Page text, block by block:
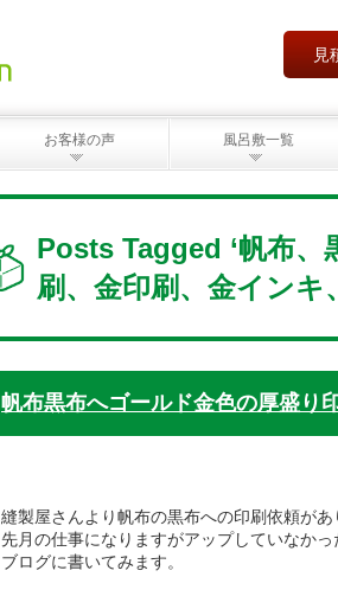
見
お客様の声 風呂敷一覧
Posts Tagged ‘帆布、
刷、金印刷、金インキ
帆布黒布へゴールド金色の厚盛り
縫製屋さんより帆布の黒布への印刷依頼があ
先月の仕事になりますがアップしていなかっ
ブログに書いてみます。